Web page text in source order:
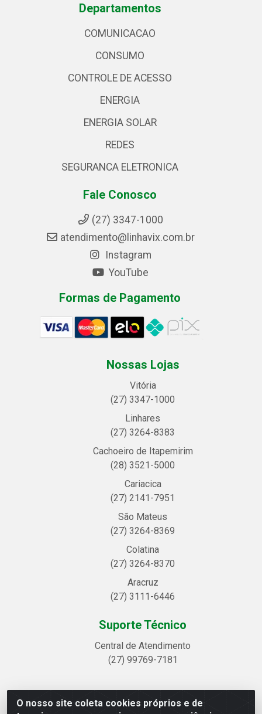
O nosso site coleta cookies próprios e de
Departamentos
COMUNICACAO
CONSUMO
CONTROLE DE ACESSO
ENERGIA
ENERGIA SOLAR
REDES
SEGURANCA ELETRONICA
Fale Conosco
(27) 3347-1000
atendimento@linhavix.com.br
Instagram
YouTube
Formas de Pagamento
Nossas Lojas
Vitória
(27) 3347-1000
Linhares
(27) 3264-8383
Cachoeiro de Itapemirim
(28) 3521-5000
Cariacica
(27) 2141-7951
São Mateus
(27) 3264-8369
Colatina
(27) 3264-8370
Aracruz
(27) 3111-6446
Suporte Técnico
Central de Atendimento
(27) 99769-7181
Linhavix Distribuidora LTDA - Avenida Alegre, 2521 -